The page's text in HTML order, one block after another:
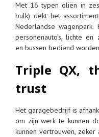
Met 16 typen oliën in
bulk) dekt het
Nederlandse
personenauto’s, lichte
en bussen bediend
Triple QX,
trust
Het garagebedrijf is
om zijn werk te kunnen
kunnen vertrouwen,